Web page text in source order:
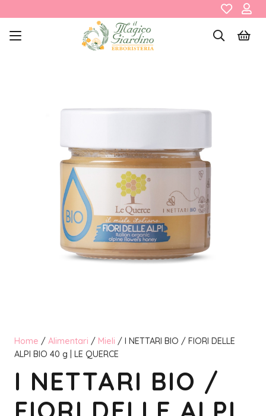
Home / Alimentari / Mieli / I NETTARI BIO / FIORI DELLE
ALPI BIO 40 g | LE QUERCE
I NETTARI BIO /
FIORI DELLE ALPI